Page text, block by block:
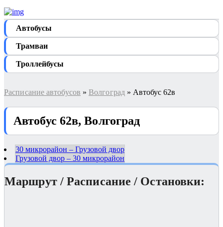
Автобуcы
Трамваи
Троллейбусы
Расписание автобусов » Волгоград » Автобус 62в
Автобус 62в, Волгоград
30 микрорайон – Грузовой двор
Грузовой двор – 30 микрорайон
Маршрут / Расписание / Остановки: